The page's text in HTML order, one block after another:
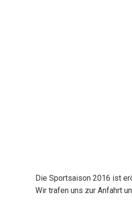
Die Sportsaison 2016 ist
Wir trafen uns zur Anfahrt